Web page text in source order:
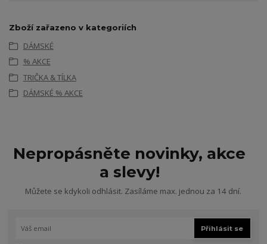
Zboží zařazeno v kategoriích
DÁMSKÉ
% AKCE
TRIČKA & TÍLKA
DÁMSKÉ % AKCE
Nepropásněte novinky, akce
a slevy!
Můžete se kdykoli odhlásit. Zasíláme max. jednou za 14 dní.
Přihlásit se